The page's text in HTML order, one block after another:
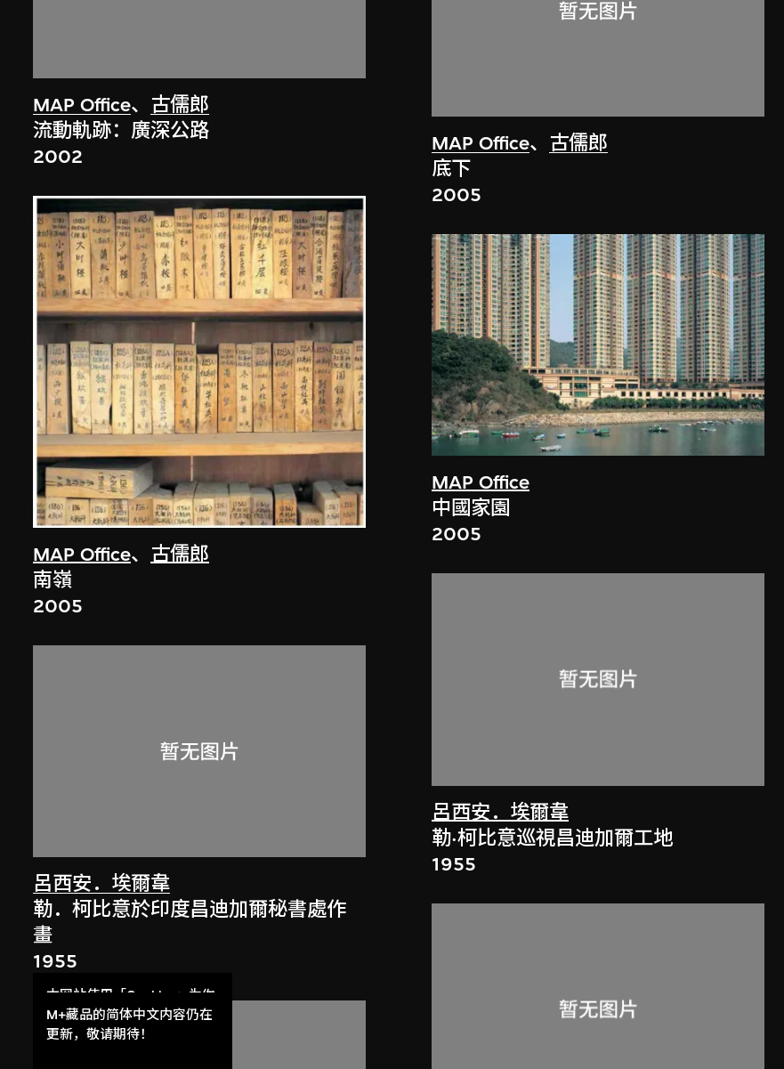
MAP Office、 古儒郎
流動軌跡：廣深公路
2002
MAP Office、 古儒郎
南嶺
2005
呂西安．埃爾韋
勒．柯比意於印度昌迪加爾秘書處作
畫
1955
MAP Office、 古儒郎
底下
2005
MAP Office
中國家園
2005
呂西安．埃爾韋
勒·柯比意巡視昌迪加爾工地
1955
本网站使用「Cookies」为你
提供最好的网站体验。
了解更多
M+藏品的简体中文内容仍在
更新，敬请期待！